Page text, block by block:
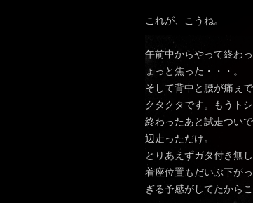
これが、こうね。
午前中からやって終わ
ょっと焦った・・・。
そして背中と腰が痛ぇで
クタクタです。もうトシ
終わったあと試走つい
辺走っただけ。
とりあえずガタ付き無し
着座位置もだいぶ下が
ぎる予感がしてたから